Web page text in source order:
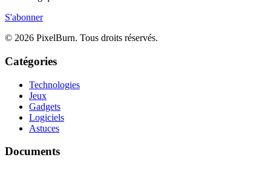
S'abonner
© 2026 PixelBurn. Tous droits réservés.
Catégories
Technologies
Jeux
Gadgets
Logiciels
Astuces
Documents